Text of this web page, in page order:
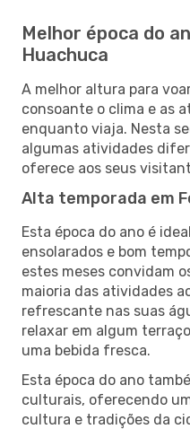
Melhor época do
Huachuca
A melhor altura para
consoante o clima e as
enquanto viaja. Nesta
algumas atividades
oferece aos seus
Alta temporada em
Esta época do ano é
ensolarados e bom
estes meses convidam
maioria das atividades
refrescante nas suas
relaxar em algum
uma bebida fresca.
Esta época do ano
culturais, oferecendo
cultura e tradições da